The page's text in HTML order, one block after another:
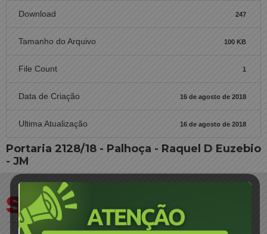
Download 247
Tamanho do Arquivo 100 KB
File Count 1
Data de Criação 16 de agosto de 2018
Ultima Atualização 16 de agosto de 2018
Portaria 2128/18 - Palhoça - Raquel D Euzebio
- JM